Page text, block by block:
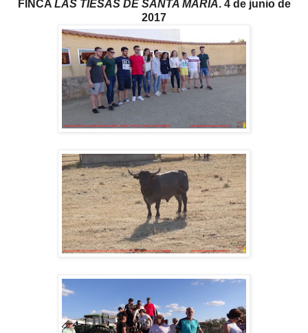
FINCA LAS TIESAS DE SANTA MARÍA. 4 de junio de
2017